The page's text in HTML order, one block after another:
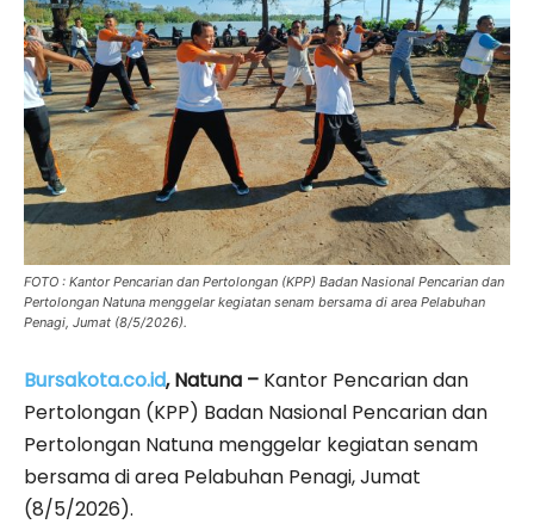
FOTO : Kantor Pencarian dan Pertolongan (KPP) Badan Nasional Pencarian dan
Pertolongan Natuna menggelar kegiatan senam bersama di area Pelabuhan
Penagi, Jumat (8/5/2026).
Bursakota.co.id, Natuna – Kantor Pencarian dan
Pertolongan (KPP) Badan Nasional Pencarian dan
Pertolongan Natuna menggelar kegiatan senam
bersama di area Pelabuhan Penagi, Jumat
(8/5/2026).